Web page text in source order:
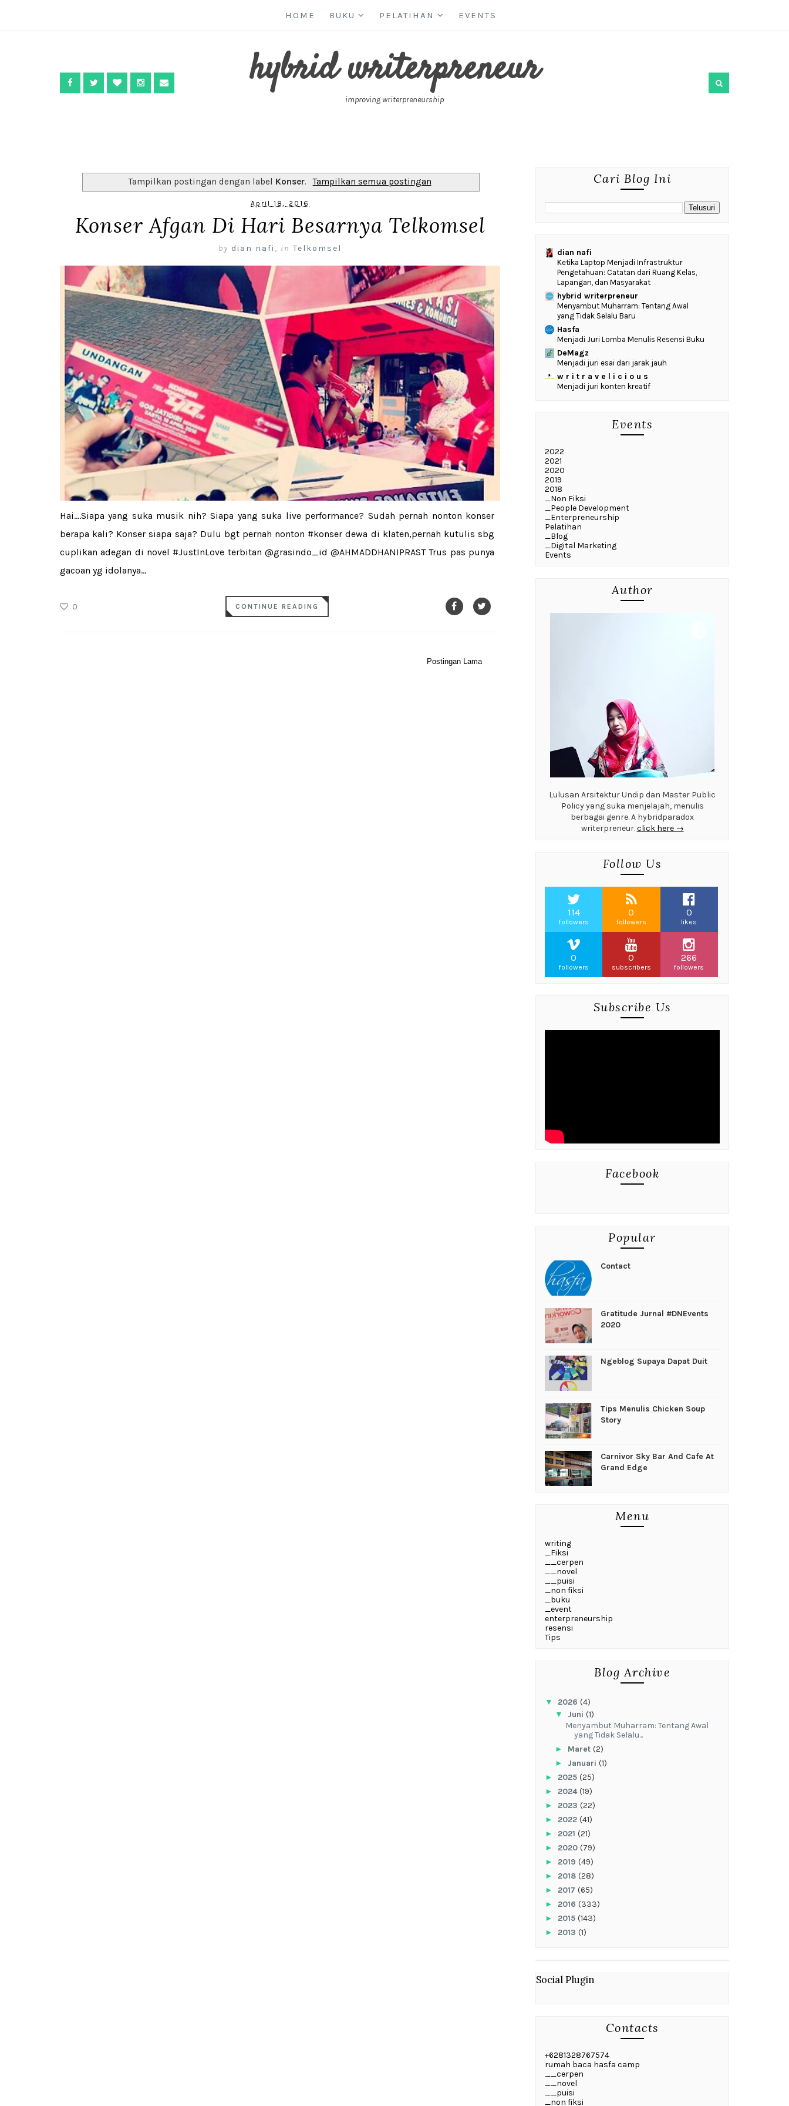
HOME BUKU PELATIHAN EVENTS
hybrid writerpreneur
improving writerpreneurship
Tampilkan postingan dengan label Konser. Tampilkan semua postingan
April 18, 2016
Konser Afgan Di Hari Besarnya Telkomsel
by dian nafi , in Telkomsel
Hai....Siapa yang suka musik nih? Siapa yang suka live performance? Sudah pernah nonton konser
berapa kali? Konser siapa saja? Dulu bgt pernah nonton #konser dewa di klaten,pernah kutulis sbg
cuplikan adegan di novel #JustInLove terbitan @grasindo_id @AHMADDHANIPRAST Trus pas punya
gacoan yg idolanya...
0 CONTINUE READING
Postingan Lama
Cari Blog Ini
dian nafi
Ketika Laptop Menjadi Infrastruktur
Pengetahuan: Catatan dari Ruang Kelas,
Lapangan, dan Masyarakat
hybrid writerpreneur
Menyambut Muharram: Tentang Awal
yang Tidak Selalu Baru
Hasfa
Menjadi Juri Lomba Menulis Resensi Buku
DeMagz
Menjadi juri esai dari jarak jauh
w r i t r a v e l i c i o u s
Menjadi juri konten kreatif
Events
2022
2021
2020
2019
2018
_Non Fiksi
_People Development
_Enterpreneurship
Pelatihan
_Blog
_Digital Marketing
Events
Author
Lulusan Arsitektur Undip dan Master Public
Policy yang suka menjelajah, menulis
berbagai genre. A hybridparadox
writerpreneur.click here →
Follow Us
114
followers
0
followers
0
likes
0
followers
0
subscribers
266
followers
Subscribe Us
Facebook
Popular
Contact
Gratitude Jurnal #DNEvents
2020
Ngeblog Supaya Dapat Duit
Tips Menulis Chicken Soup
Story
Carnivor Sky Bar And Cafe At
Grand Edge
Menu
writing
_Fiksi
__cerpen
__novel
__puisi
_non fiksi
_buku
_event
enterpreneurship
resensi
Tips
Blog Archive
▼ 2026 (4)
▼ Juni (1)
Menyambut Muharram: Tentang Awal
yang Tidak Selalu...
► Maret (2)
► Januari (1)
► 2025 (25)
► 2024(19)
► 2023 (22)
► 2022 (41)
► 2021 (21)
► 2020 (79)
► 2019 (49)
► 2018 (28)
► 2017 (65)
► 2016 (333)
► 2015 (143)
► 2013 (1)
Social Plugin
Contacts
+6281328767574
rumah baca hasfa camp
__cerpen
__novel
__puisi
_non fiksi